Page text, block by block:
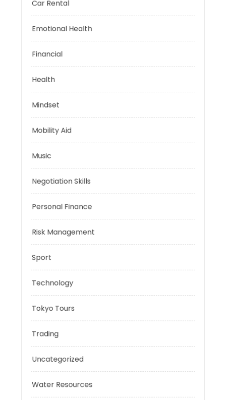
Car Rental
Emotional Health
Health
Mindset
Mobility Aid
Music
Personal Finance
Risk Management
Technology
Tokyo Tours
Trading